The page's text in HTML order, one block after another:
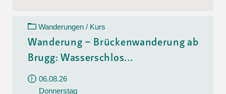
Wanderungen / Kurs
Wanderung – Brückenwanderung ab
Brugg: Wasserschlos...
06.08.26
Donnerstag